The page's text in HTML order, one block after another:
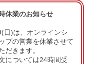
休業のお知らせ
日)は、オンラインシ
プの営業を休業させて
だきます。
については24時間受